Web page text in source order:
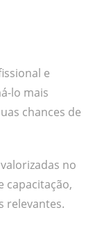
e
lo mais
chances de
no
capacitação,
relevantes.